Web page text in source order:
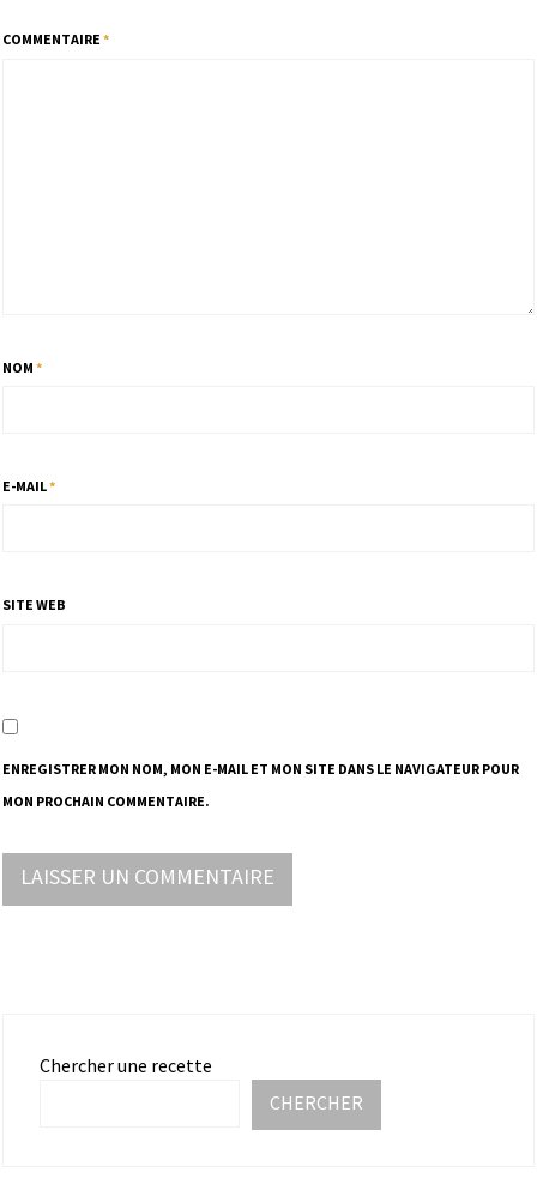
COMMENTAIRE *
NOM *
E-MAIL*
SITE WEB
ENREGISTRER MON NOM, MON E-MAIL ET MON SITE DANS LE NAVIGATEUR POUR
MON PROCHAIN COMMENTAIRE.
Chercher une recette
CHERCHER